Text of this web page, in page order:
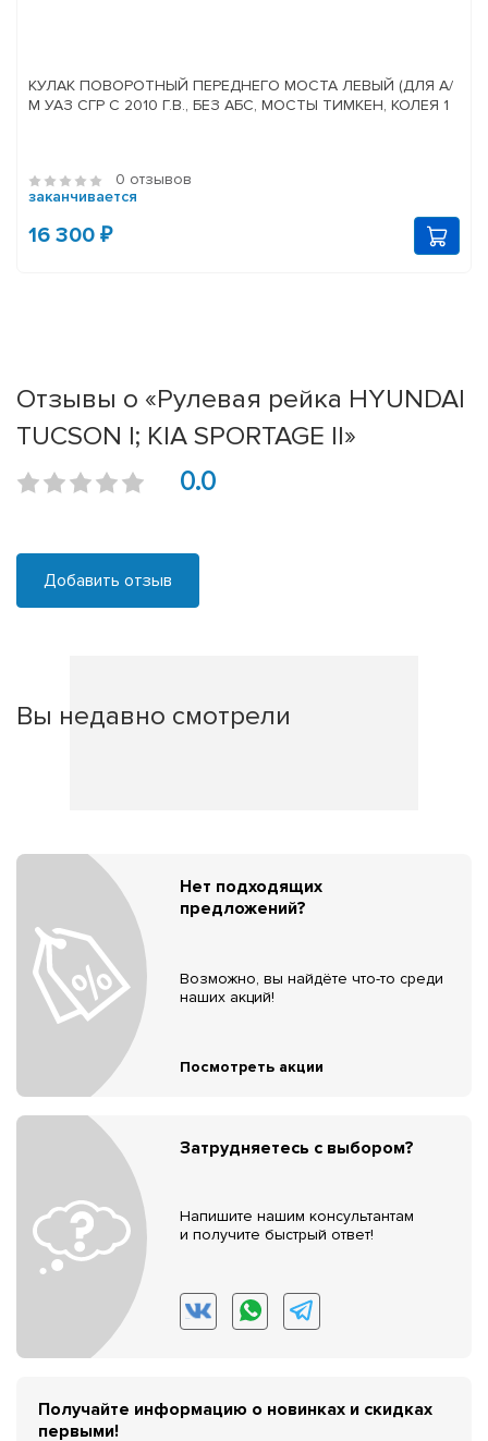
КУЛАК ПОВОРОТНЫЙ ПЕРЕДНЕГО МОСТА ЛЕВЫЙ (ДЛЯ А/
М УАЗ СГР С 2010 Г.В., БЕЗ АБС, МОСТЫ ТИМКЕН, КОЛЕЯ 1
0 отзывов
заканчивается
16 300 ₽
Отзывы о «Рулевая рейка HYUNDAI
TUCSON I; KIA SPORTAGE II»
0.0
Добавить отзыв
Вы недавно смотрели
Нет подходящих
предложений?
Возможно, вы найдёте что-то среди
наших акций!
Посмотреть акции
Затрудняетесь с выбором?
Напишите нашим консультантам
и получите быстрый ответ!
Получайте информацию о новинках и скидках
первыми!